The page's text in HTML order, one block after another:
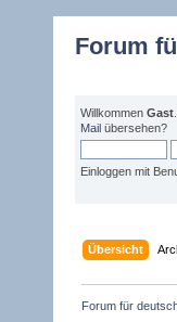
Forum
Willkommen Gast
Mail übersehen?
Einloggen mit
Übersicht
Forum für